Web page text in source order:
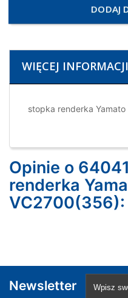
DODAJ
WIĘCEJ INFORMACJI
stopka renderka
Opinie o
renderka
VC2700(356):
Newsletter